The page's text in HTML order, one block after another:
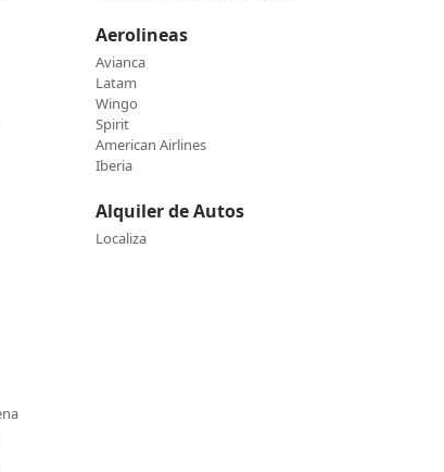
Aerolineas
Avianca
Latam
Wingo
Spirit
American Airlines
Iberia
Alquiler de Autos
Localiza